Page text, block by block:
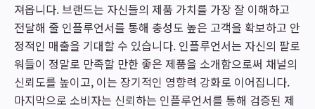
져옵니다. 브랜드는 자신들의 제품 가치를 가장 잘 이해하고
전달해 줄 인플루언서를 통해 충성도 높은 고객을 확보하고 안
정적인 매출을 기대할 수 있습니다. 인플루언서는 자신의 팔로
워들이 정말로 만족할 만한 좋은 제품을 소개함으로써 채널의
신뢰도를 높이고, 이는 장기적인 영향력 강화로 이어집니다.
마지막으로 소비자는 신뢰하는 인플루언서를 통해 검증된 제